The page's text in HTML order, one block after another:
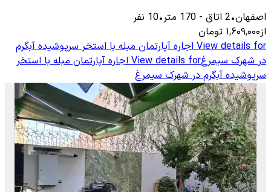
اصفهان•
2 اتاق -
170 متر•
10 نفر
از۱٬۶۰۹٬۰۰۰ تومان
View details for اجاره آپارتمان مبله با استخر سرپوشیده آبگرم
در شهرک سیمرغView details for اجاره آپارتمان مبله با استخر
سرپوشیده آبگرم در شهرک سیمرغ